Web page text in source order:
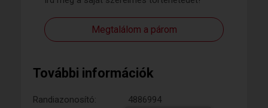
Megtalálom a párom
További információk
Randiazonosító:
4886994